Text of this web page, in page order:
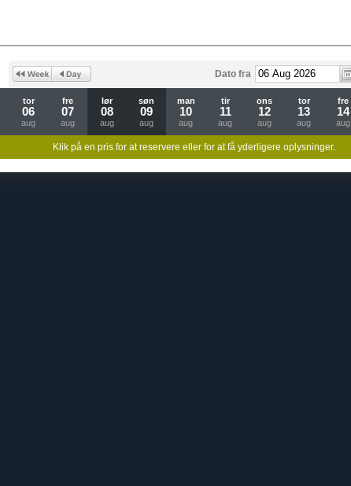
Dato fra
tor
06
aug
fre
07
aug
lør
08
aug
søn
09
aug
man
10
aug
tir
11
aug
ons
12
aug
tor
13
aug
fre
14
aug
Klik på en pris for at reservere eller for at få yderligere oplysninger.